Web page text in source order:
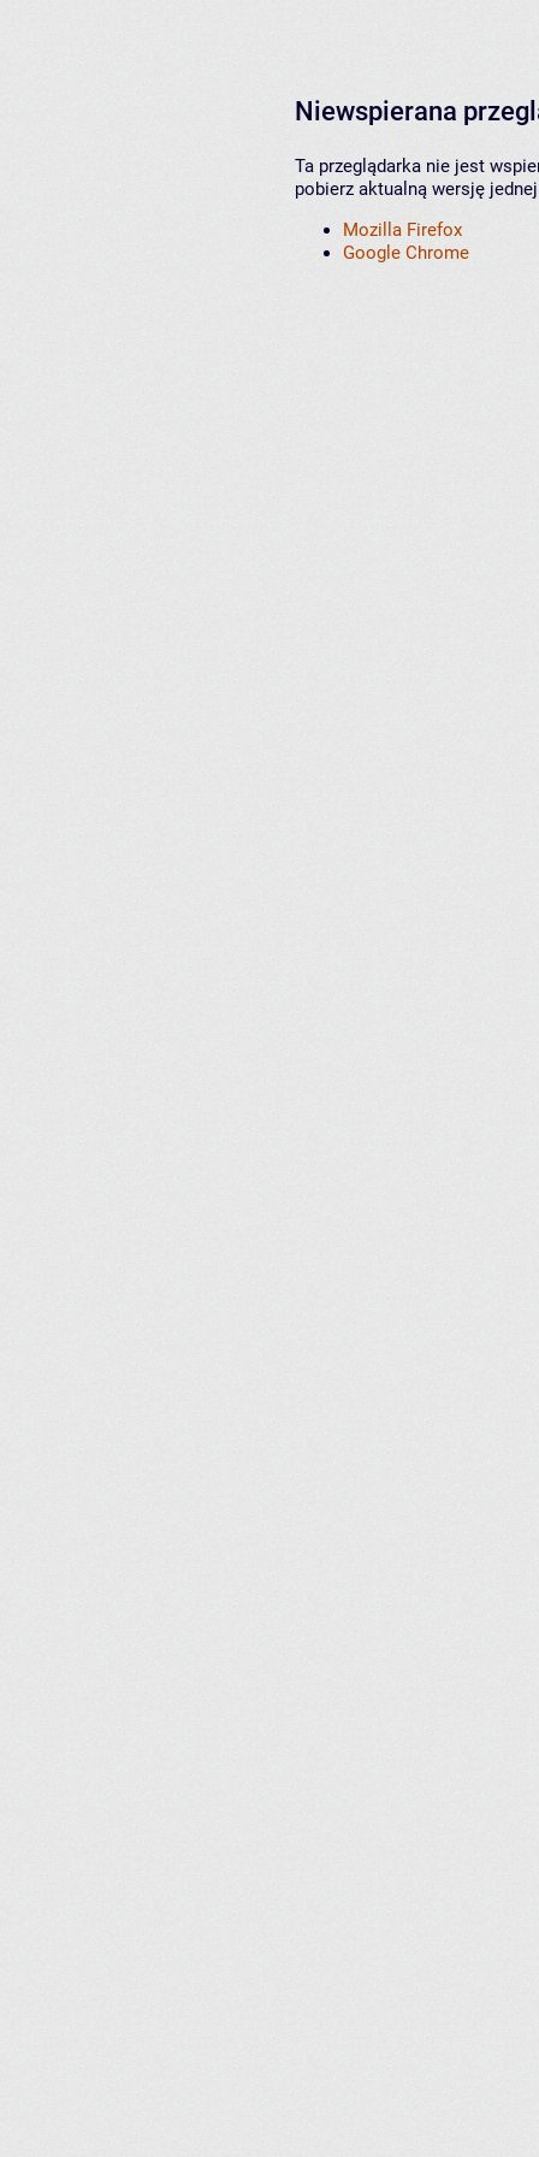
Niewspierana
Ta przeglądarka nie jest
pobierz aktualną wersję
Mozilla Firefox
Google Chrome